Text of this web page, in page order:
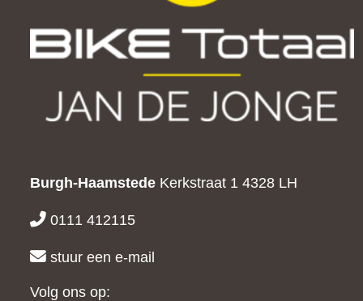
Burgh-Haamstede Kerkstraat 1 4328 LH
0111 412115
stuur een e-mail
Volg ons op: